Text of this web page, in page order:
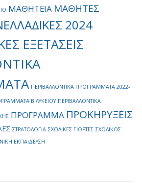
ΜΑΘΗΤΕΙΑ ΜΑΘΗΤΕΣ
2024
ΕΞΕΤΑΣΕΙΣ
ΠΕΡΙΒΑΛΛΟΝΤΙΚΑ ΠΡΟΓΡΑΜΜΑΤΑ 2022-
Β ΛΥΚΕΙΟΥ ΠΕΡΙΒΑΛΛΟΝΤΙΚΑ
ΠΡΟΓΡΑΜΜΑ ΠΡΟΚΗΡΥΞΕΙΣ
ΣΤΡΑΤΟΛΟΓΙΑ ΣΧΟΛΙΚΕΣ ΓΙΟΡΤΕΣ ΣΧΟΛΙΚΟΣ
ΕΚΠΑΙΔΕΥΣΗ